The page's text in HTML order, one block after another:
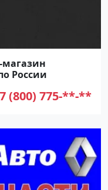
России
(800) 775-**-**